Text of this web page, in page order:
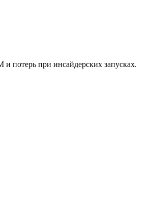
потерь при инсайдерских запусках.